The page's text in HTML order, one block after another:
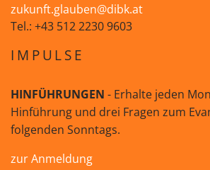
zukunft.glauben@dibk.at
Tel.: +43 512 2230 9603
IMPULSE
HINFÜHRUNGEN - Erhalte jeden
Hinführung und drei Fragen zum
folgenden Sonntags.
zur Anmeldung